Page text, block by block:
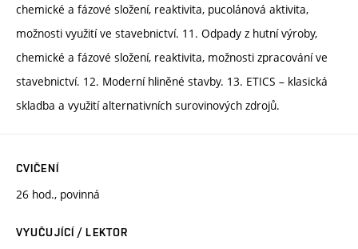
chemické a fázové složení, reaktivita, pucolánová aktivita,
možnosti využití ve stavebnictví. 11. Odpady z hutní výroby,
chemické a fázové složení, reaktivita, možnosti zpracování ve
stavebnictví. 12. Moderní hliněné stavby. 13. ETICS – klasická
skladba a využití alternativních surovinových zdrojů.
CVIČENÍ
26 hod., povinná
VYUČUJÍCÍ / LEKTOR